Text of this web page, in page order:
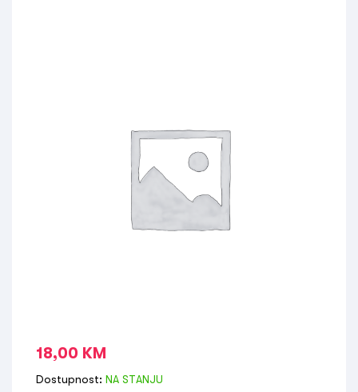
18,00 KM
Dostupnost: NA STANJU